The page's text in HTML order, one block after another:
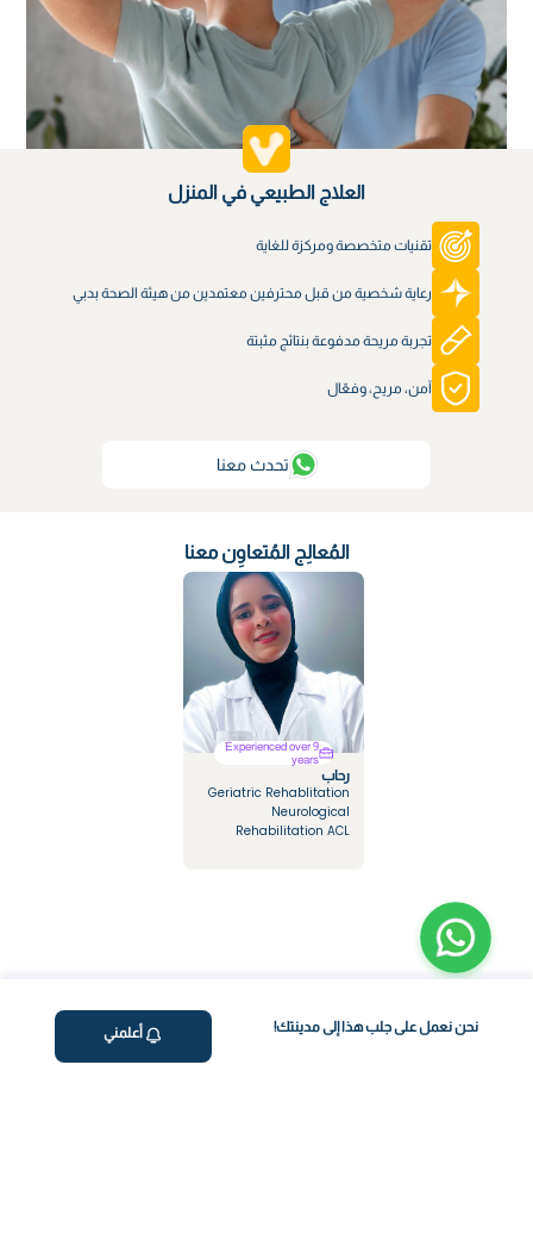
نحن نعمل على جلب هذا إلى مدينتك! أعلمني
العلاج الطبيعي في المنزل
تقنيات متخصصة ومركزة للغاية
رعاية شخصية من قبل محترفين معتمدين من هيئة الصحة بدبي
تجربة مريحة مدفوعة بنتائج مثبتة
آمن، مريح، وفعّال
تحدث معنا
المُعالِج المُتعاوِن معنا
Experienced over 9
years
رحاب
Geriatric Rehablitation
Neurological
Rehabilitation ACL